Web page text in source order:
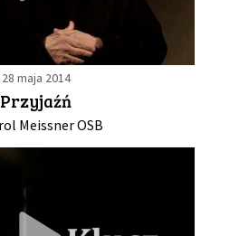
28 maja 2014
Przyjaźń
Meissner OSB